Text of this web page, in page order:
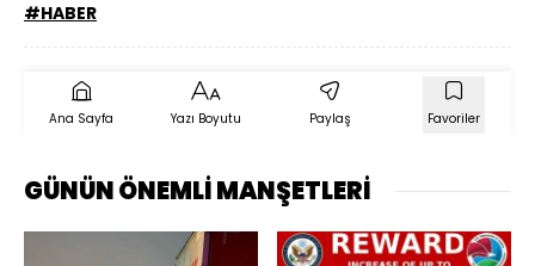
#HABER
Ana Sayfa Yazı Boyutu Paylaş Favoriler
GÜNÜN ÖNEMLİ MANŞETLERİ